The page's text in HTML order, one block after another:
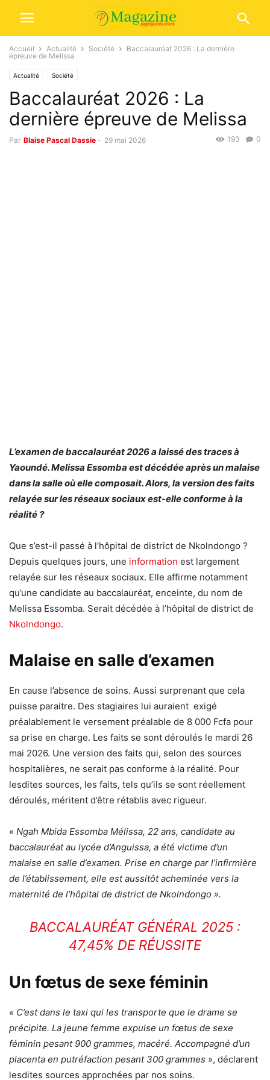
Accueil Actualité Société
Baccalauréat 2026 : La dernière
épreuve de Melissa
Actualité Société
Baccalauréat 2026 : La
dernière épreuve de Melissa
Par Blaise Pascal Dassie - 29 mai 2026 0
193
L’examen de baccalauréat 2026 a laissé des traces à
Yaoundé. Melissa Essomba est décédée après un malaise
dans la salle où elle composait. Alors, la version des faits
relayée sur les réseaux sociaux est-elle conforme à la
réalité ?
Que s’est-il passé à l’hôpital de district de Nkolndongo ?
Depuis quelques jours, une information est largement
relayée sur les réseaux sociaux. Elle affirme notamment
qu’une candidate au baccalauréat, enceinte, du nom de
Melissa Essomba. Serait décédée à l’hôpital de district de
Nkolndongo.
Malaise en salle d’examen
En cause l’absence de soins. Aussi surprenant que cela
puisse paraitre. Des stagiaires lui auraient exigé
préalablement le versement préalable de 8 000 Fcfa pour
sa prise en charge. Les faits se sont déroulés le mardi 26
mai 2026. Une version des faits qui, selon des sources
hospitalières, ne serait pas conforme à la réalité. Pour
lesdites sources, les faits, tels qu’ils se sont réellement
déroulés, méritent d’être rétablis avec rigueur.
« Ngah Mbida Essomba Mélissa, 22 ans, candidate au
baccalauréat au lycée d’Anguissa, a été victime d’un
malaise en salle d’examen. Prise en charge par l’infirmière
de l’établissement, elle est aussitôt acheminée vers la
maternité de l’hôpital de district de Nkolndongo ».
BACCALAURÉAT GÉNÉRAL 2025 :
47,45% DE RÉUSSITE
Un fœtus de sexe féminin
« C’est dans le taxi qui les transporte que le drame se
précipite. La jeune femme expulse un fœtus de sexe
féminin pesant 900 grammes, macéré. Accompagné d’un
placenta en putréfaction pesant 300 grammes », déclarent
lesdites sources approchées par nos soins.